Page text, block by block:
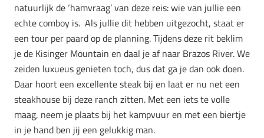
natuurlijk de ‘hamvraag’ van deze reis: wie van jullie een
echte comboy is. Als jullie dit hebben uitgezocht, staat er
een tour per paard op de planning. Tijdens deze rit beklim
je de Kisinger Mountain en daal je af naar Brazos River. We
zeiden luxueus genieten toch, dus dat ga je dan ook doen.
Daar hoort een excellente steak bij en laat er nu net een
steakhouse bij deze ranch zitten. Met een iets te volle
maag, neem je plaats bij het kampvuur en met een biertje
in je hand ben jij een gelukkig man.